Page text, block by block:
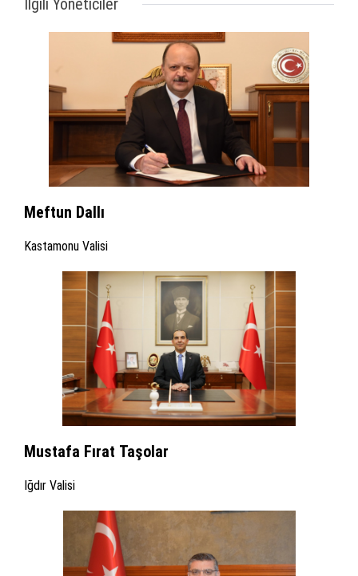
İlgili Yöneticiler
Meftun Dallı
Kastamonu Valisi
Mustafa Fırat Taşolar
Iğdır Valisi